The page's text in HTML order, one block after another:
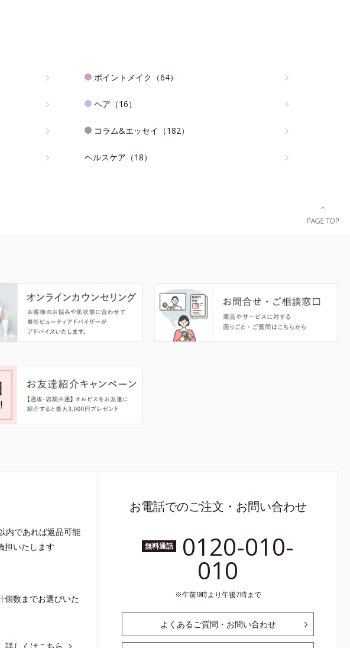
ポイントメイク（64）
ヘア（16）
コラム&エッセイ（182）
ヘルスケア（18）
内であれば返品可能
担いたします
個数までお選びいた
お電話でのご注文・お問い合わせ
無料通話 0120-010-
010
午前9時より午後7時まで
よくあるご質問・お問い合わせ